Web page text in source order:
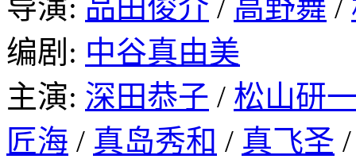
导演: 品田俊介 / 高野舞 /
编剧: 中谷真由美
主演: 深田恭子 / 松山研
匠海 / 真岛秀和 / 真飞圣